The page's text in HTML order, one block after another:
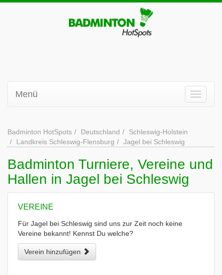
Menü
Badminton HotSpots Deutschland
Schleswig-Holstein
Landkreis Schleswig-Flensburg
Jagel bei Schleswig
Badminton Turniere, Vereine und
Hallen in Jagel bei Schleswig
VEREINE
Für Jagel bei Schleswig sind uns zur Zeit noch keine
Vereine bekannt! Kennst Du welche?
Verein hinzufügen